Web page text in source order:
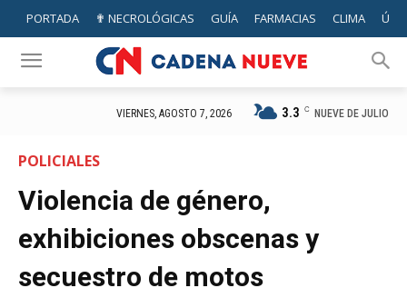
PORTADA ✟ NECROLÓGICAS GUÍA FARMACIAS CLIMA
VIERNES, AGOSTO 7, 2026 3.3 C NUEVE DE JULIO
POLICIALES
Violencia de género,
exhibiciones obscenas y
secuestro de motos